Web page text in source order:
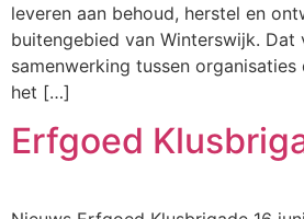
leveren aan behoud, herstel en
buitengebied van Winterswijk.
samenwerking tussen organisaties
het […]
Erfgoed